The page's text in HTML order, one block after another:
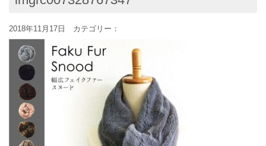
2018年11月17日 カテゴリー：